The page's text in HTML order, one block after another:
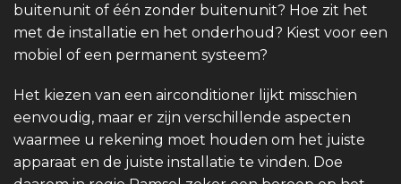
buitenunit of één zonder buitenunit? Hoe zit het
met de installatie en het onderhoud? Kiest voor een
mobiel of een permanent systeem?
Het kiezen van een airconditioner lijkt misschien
eenvoudig, maar er zijn verschillende aspecten
waarmee u rekening moet houden om het juiste
apparaat en de juiste installatie te vinden. Doe